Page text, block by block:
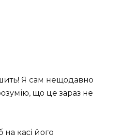
Я сам нещодавно
що це зараз не
на касі його